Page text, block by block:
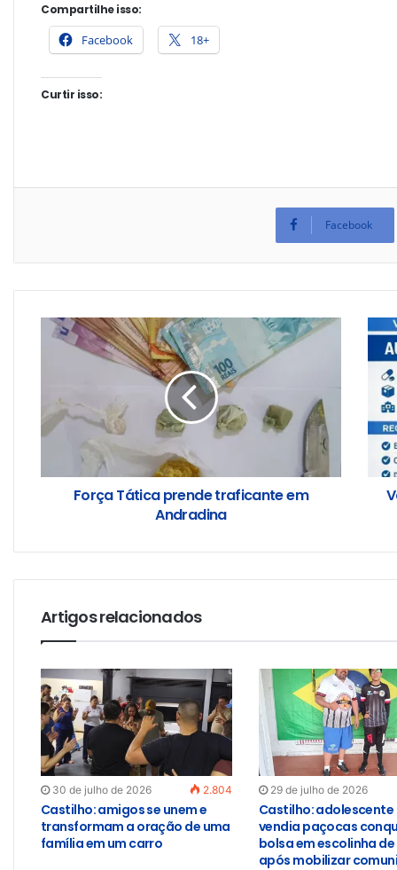
Compartilhe isso:
Facebook 18+
Curtir isso:
Facebook
Força Tática prende traficante em
Andradina
Artigos relacionados
30 de julho de 2026 2.804
Castilho: amigos se unem e
transformam a oração de uma
família em um carro
29 de julho de 2026
Castilho: adolescente
vendia paçocas
bolsa em escolinha
após mobilizar